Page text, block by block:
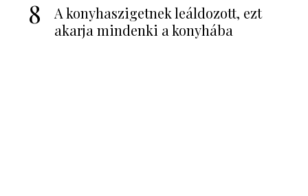
8
A konyhaszigetnek leáldozott, ezt
akarja mindenki a konyhába